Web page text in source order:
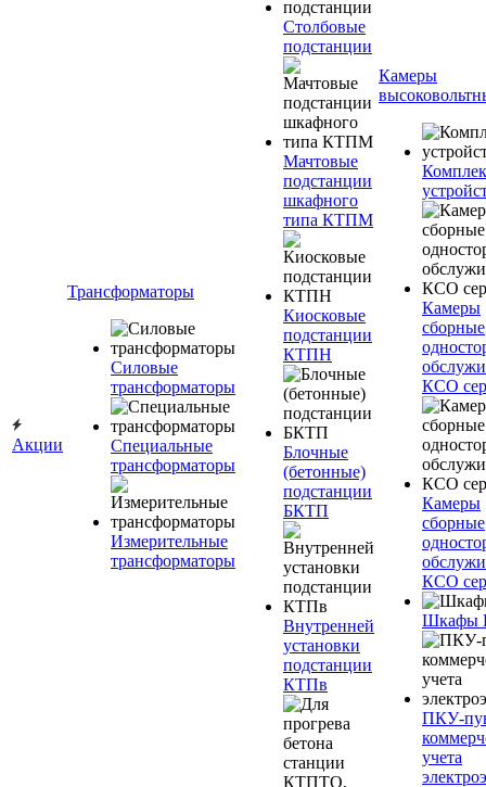
Акции
Трансформаторы
Силовые
трансформаторы
Специальные
трансформаторы
Измерительные
трансформаторы
Столбовые
подстанции
Мачтовые
подстанции
шкафного
типа КТПМ
Киосковые
подстанции
КТПН
Блочные
(бетонные)
подстанции
БКТП
Внутренней
установки
подстанции
КТПв
Камеры
Камеры
сборные
КСО
Камеры
сборные
КСО
Шкафы
ПКУ-
учета